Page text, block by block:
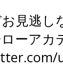
見逃し
ーアカ